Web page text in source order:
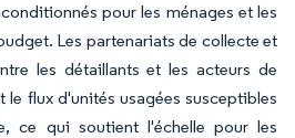
pour les ménages et les
Les partenariats de collecte et
les détaillants et les acteurs de
le flux d'unités usagées susceptibles
ce qui soutient l'échelle pour les